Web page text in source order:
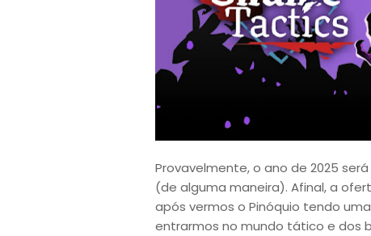
Provavelmente, o ano de 2025
(de alguma maneira). Afinal, a
após vermos o Pinóquio tendo
entrarmos no mundo tático e dos